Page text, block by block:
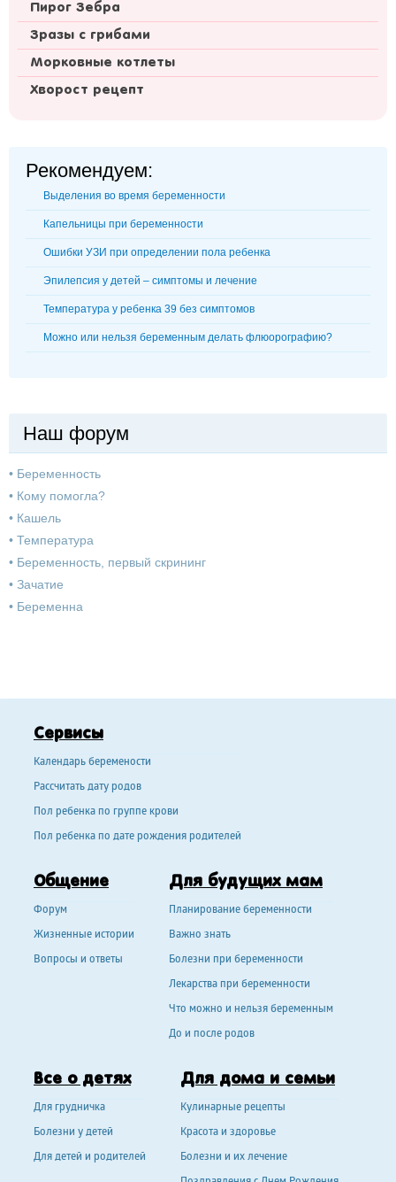
Пирог Зебра
Зразы с грибами
Морковные котлеты
Хворост рецепт
Рекомендуем:
Выделения во время беременности
Капельницы при беременности
Ошибки УЗИ при определении пола ребенка
Эпилепсия у детей – симптомы и лечение
Температура у ребенка 39 без симптомов
Можно или нельзя беременным делать флюорографию?
Наш форум
• Беременность
• Кому помогла?
• Кашель
• Температура
• Беременность, первый скрининг
• Зачатие
• Беременна
Сервисы
Календарь беремености
Рассчитать дату родов
Пол ребенка по группе крови
Пол ребенка по дате рождения родителей
Общение
Форум
Жизненные истории
Вопросы и ответы
Для будущих мам
Планирование беременности
Важно знать
Болезни при беременности
Лекарства при беременности
Что можно и нельзя беременным
До и после родов
Все о детях
Для грудничка
Болезни у детей
Для детей и родителей
Для дома и семьи
Кулинарные рецепты
Красота и здоровье
Болезни и их лечение